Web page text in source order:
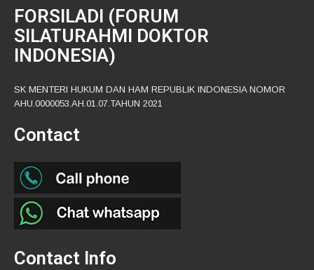
FORSILADI (FORUM
SILATURAHMI DOKTOR
INDONESIA)
SK MENTERI HUKUM DAN HAM REPUBLIK INDONESIA NOMOR
AHU.0000053.AH.01.07.TAHUN 2021
Contact
Contact Info